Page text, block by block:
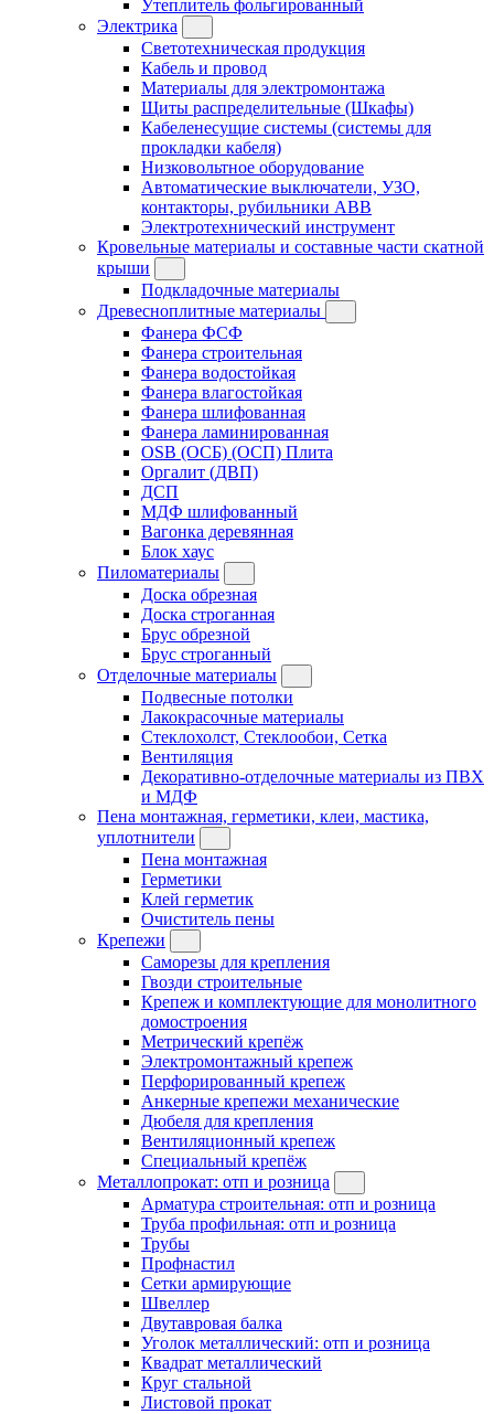
Утеплитель фольгированный
Электрика
Светотехническая продукция
Кабель и провод
Материалы для электромонтажа
Щиты распределительные (Шкафы)
Кабеленесущие системы (системы для
прокладки кабеля)
Низковольтное оборудование
Автоматические выключатели, УЗО,
контакторы, рубильники ABB
Электротехнический инструмент
Кровельные материалы и составные части скатной
крыши
Подкладочные материалы
Древесноплитные материалы
Фанера ФСФ
Фанера строительная
Фанера водостойкая
Фанера влагостойкая
Фанера шлифованная
Фанера ламинированная
OSB (ОСБ) (ОСП) Плита
Оргалит (ДВП)
ДСП
МДФ шлифованный
Вагонка деревянная
Блок хаус
Пиломатериалы
Доска обрезная
Доска строганная
Брус обрезной
Брус строганный
Отделочные материалы
Подвесные потолки
Лакокрасочные материалы
Стеклохолст, Стеклообои, Сетка
Вентиляция
Декоративно-отделочные материалы из ПВХ
и МДФ
Пена монтажная, герметики, клеи, мастика,
уплотнители
Пена монтажная
Герметики
Клей герметик
Очиститель пены
Крепежи
Саморезы для крепления
Гвозди строительные
Крепеж и комплектующие для монолитного
домостроения
Метрический крепёж
Электромонтажный крепеж
Перфорированный крепеж
Анкерные крепежи механические
Дюбеля для крепления
Вентиляционный крепеж
Специальный крепёж
Металлопрокат: отп и розница
Арматура строительная: отп и розница
Труба профильная: отп и розница
Трубы
Профнастил
Сетки армирующие
Швеллер
Двутавровая балка
Уголок металлический: отп и розница
Квадрат металлический
Круг стальной
Листовой прокат